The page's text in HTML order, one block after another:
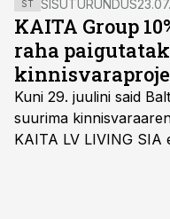
ST SISUTURUNDUS
KAITA Group
raha
Kuni 29. juulini said
suurima
KAITA LV LIVING SIA